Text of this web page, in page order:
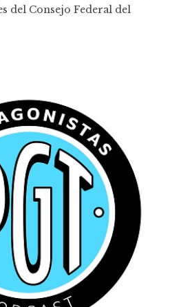
del Consejo Federal del